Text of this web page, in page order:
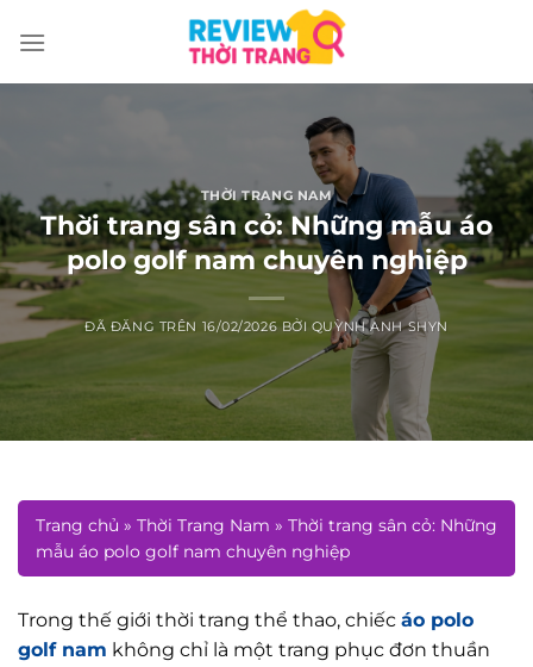
đến
THỜI TRANG NAM
Thời trang sân cỏ: Những mẫu áo
polo golf nam chuyên nghiệp
ĐÃ ĐĂNG TRÊN 16/02/2026 BỞI QUỲNH ANH SHYN
Trang chủ » Thời Trang Nam » Thời trang sân cỏ: Những
mẫu áo polo golf nam chuyên nghiệp
Trong thế giới thời trang thể thao, chiếc áo polo
golf nam không chỉ là một trang phục đơn thuần